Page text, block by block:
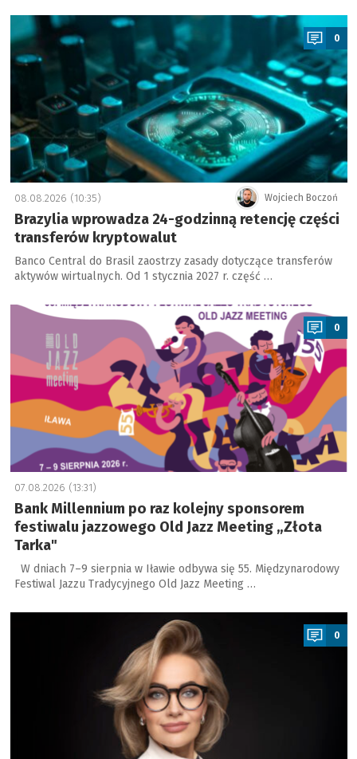
a
0
Wojciech Boczoń
08.08.2026 (10:35)
Brazylia wprowadza 24-godzinną retencję części
transferów kryptowalut
Banco Central do Brasil zaostrzy zasady dotyczące transferów
aktywów wirtualnych. Od 1 stycznia 2027 r. część …
a
0
07.08.2026 (13:31)
Bank Millennium po raz kolejny sponsorem
festiwalu jazzowego Old Jazz Meeting „Złota
Tarka"
W dniach 7–9 sierpnia w Iławie odbywa się 55. Międzynarodowy
Festiwal Jazzu Tradycyjnego Old Jazz Meeting …
a
0